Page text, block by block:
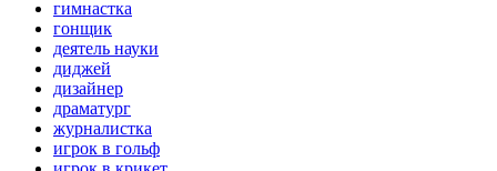
гимнастка
гонщик
деятель науки
диджей
дизайнер
драматург
журналистка
игрок в гольф